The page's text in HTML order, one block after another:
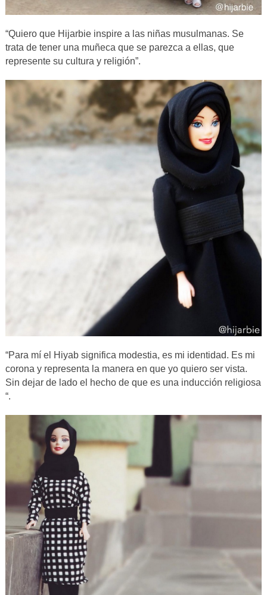
“Quiero que Hijarbie inspire a las niñas musulmanas. Se
trata de tener una muñeca que se parezca a ellas, que
represente su cultura y religión”.
“Para mí el Hiyab significa modestia, es mi identidad. Es mi
corona y representa la manera en que yo quiero ser vista.
Sin dejar de lado el hecho de que es una inducción religiosa
“.